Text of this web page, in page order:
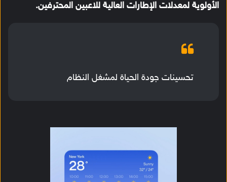
الأولوية لمعدلات الإطارات العالية للاعبين المحترفين.
تحسينات جودة الحياة لمشغل النظام